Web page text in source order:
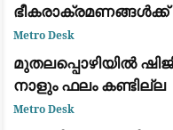
ലഹരി കാർട്ടലുകൾ
Metro Desk
മുതലപ്പൊഴിയിൽ
നാളും ഫലം കണ്ടില്ല
Metro Desk